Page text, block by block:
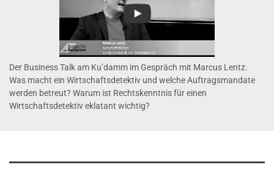
Der Business Talk am Ku’damm im Gespräch mit Marcus Lentz.
Was macht ein Wirtschaftsdetektiv und welche Auftragsmandate
werden betreut? Warum ist Rechtskenntnis für einen
Wirtschaftsdetektiv eklatant wichtig?